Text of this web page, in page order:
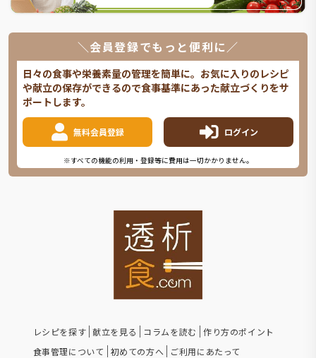
＼会員登録でもっと便利に／
日々の食事や栄養素量の管理を簡単に。お気に入りのレシピ
や献立の保存ができるので食事基準にあった献立づくりをサ
ポートします。
無料会員登録 ログイン
※すべての機能の利用・登録等に費用は一切かかりません。
レシピを探す 献立を見る コラムを読む
作り方のポイント
食事管理について
初めての方へ
ご利用にあたって